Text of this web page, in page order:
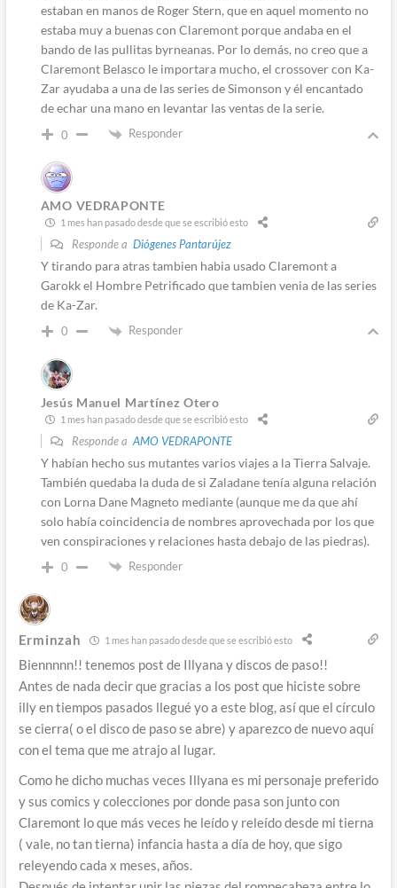
estaban en manos de Roger Stern, que en aquel momento no
estaba muy a buenas con Claremont porque andaba en el
bando de las pullitas byrneanas. Por lo demás, no creo que a
Claremont Belasco le importara mucho, el crossover con Ka-
Zar ayudaba a una de las series de Simonson y él encantado
de echar una mano en levantar las ventas de la serie.
0 Responder
AMO VEDRAPONTE
1 mes han pasado desde que se escribió esto
Responde a Diógenes Pantarújez
Y tirando para atras tambien habia usado Claremont a
Garokk el Hombre Petrificado que tambien venia de las series
de Ka-Zar.
0 Responder
Jesús Manuel Martínez Otero
1 mes han pasado desde que se escribió esto
Responde a AMO VEDRAPONTE
Y habían hecho sus mutantes varios viajes a la Tierra Salvaje.
También quedaba la duda de si Zaladane tenía alguna relación
con Lorna Dane Magneto mediante (aunque me da que ahí
solo había coincidencia de nombres aprovechada por los que
ven conspiraciones y relaciones hasta debajo de las piedras).
0 Responder
Erminzah 1 mes han pasado desde que se escribió esto
Biennnnn!! tenemos post de Illyana y discos de paso!!
Antes de nada decir que gracias a los post que hiciste sobre
illy en tiempos pasados llegué yo a este blog, así que el círculo
se cierra( o el disco de paso se abre) y aparezco de nuevo aquí
con el tema que me atrajo al lugar.
Como he dicho muchas veces Illyana es mi personaje preferido
y sus comics y colecciones por donde pasa son junto con
Claremont lo que más veces he leído y releído desde mi tierna
( vale, no tan tierna) infancia hasta a día de hoy, que sigo
releyendo cada x meses, años.